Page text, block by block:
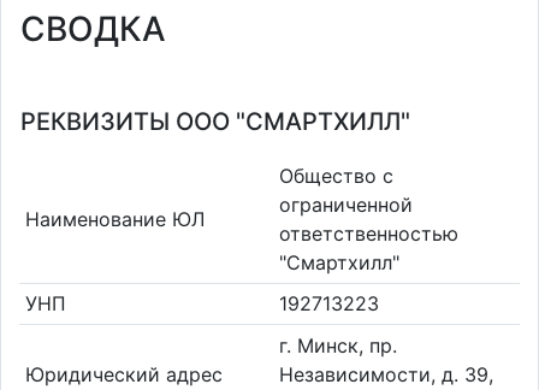
СВОДКА
РЕКВИЗИТЫ ООО "СМАРТХИЛЛ"
Наименование ЮЛ
Общество с
ограниченной
ответственностью
"Смартхилл"
УНП
192713223
Юридический адрес
г. Минск, пр.
Независимости, д. 39,